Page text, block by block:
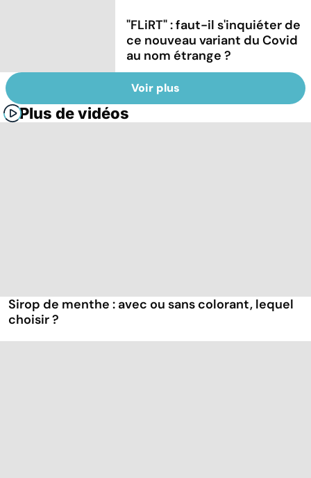
"FLiRT" : faut-il s'inquiéter de
ce nouveau variant du Covid
au nom étrange ?
Voir plus
Plus de vidéos
Sirop de menthe : avec ou sans colorant, lequel
choisir ?